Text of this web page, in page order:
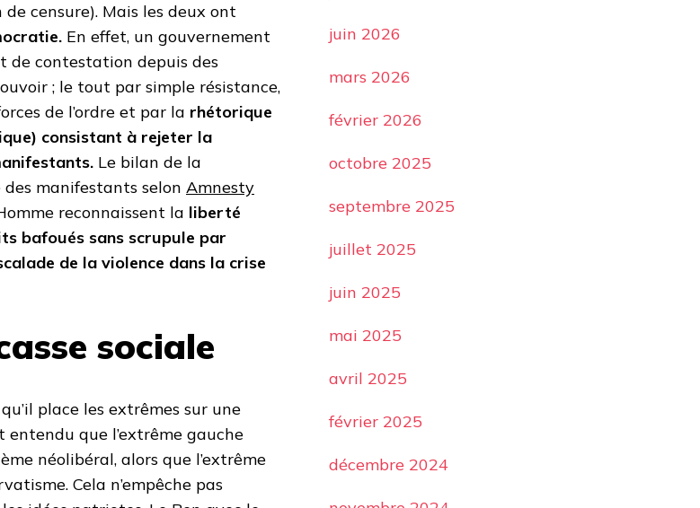
censure). Mais les deux ont
En effet, un gouvernement
de contestation depuis des
; le tout par simple résistance,
de l’ordre et par la rhétorique
consistant à rejeter la
Le bilan de la
manifestants selon Amnesty
reconnaissent la liberté
bafoués sans scrupule par
de la violence dans la crise
sociale
place les extrêmes sur une
entendu que l’extrême gauche
néolibéral, alors que l’extrême
Cela n’empêche pas
juin 2026
mars 2026
février 2026
octobre 2025
septembre 2025
juillet 2025
juin 2025
mai 2025
avril 2025
février 2025
décembre 2024